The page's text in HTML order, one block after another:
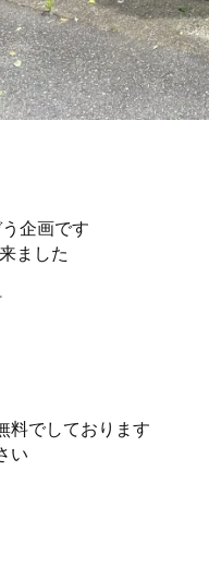
企画です
ました
料でしております
い